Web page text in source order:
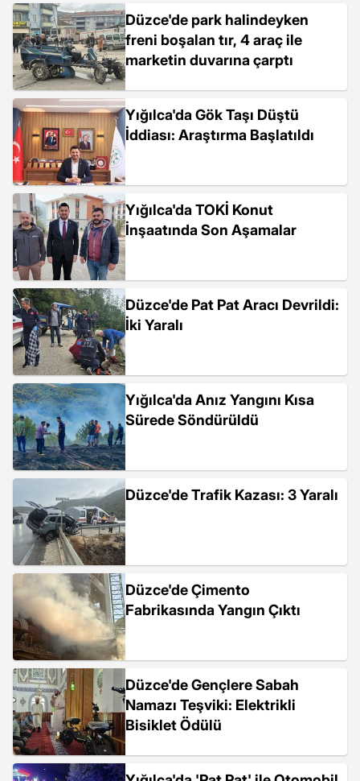
Düzce'de park halindeyken
freni boşalan tır, 4 araç ile
marketin duvarına çarptı
Yığılca'da Gök Taşı Düştü
İddiası: Araştırma Başlatıldı
Yığılca'da TOKİ Konut
İnşaatında Son Aşamalar
Düzce'de Pat Pat Aracı Devrildi:
İki Yaralı
Yığılca'da Anız Yangını Kısa
Sürede Söndürüldü
Düzce'de Trafik Kazası: 3 Yaralı
Düzce'de Çimento
Fabrikasında Yangın Çıktı
Düzce'de Gençlere Sabah
Namazı Teşviki: Elektrikli
Bisiklet Ödülü